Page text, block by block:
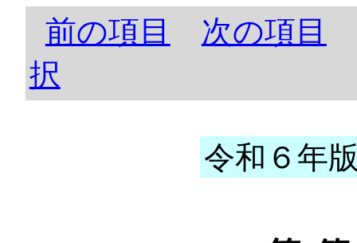
前の項目
次の項目
択
令和６年